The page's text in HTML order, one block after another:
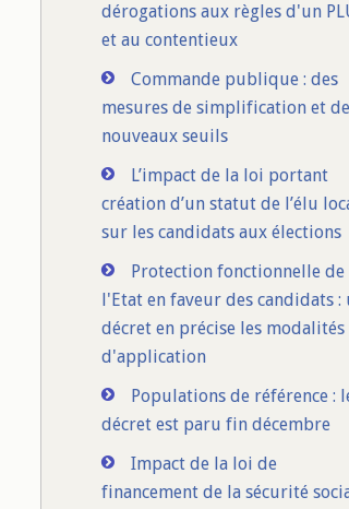
dérogations aux règles d'un
et au contentieux
Commande publique : des
mesures de simplification et de
nouveaux seuils
L’impact de la loi portant
création d’un statut de l’élu
sur les candidats aux élections
Protection fonctionnelle de
l'Etat en faveur des candidats :
décret en précise les modalités
d'application
Populations de référence :
décret est paru fin décembre
Impact de la loi de
financement de la sécurité